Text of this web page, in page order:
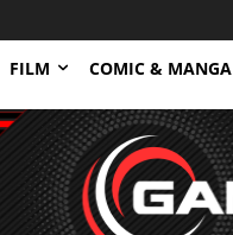
FILM COMIC & MANGA